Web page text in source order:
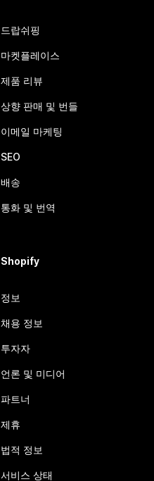
드랍쉬핑
마켓플레이스
제품 리뷰
상향 판매 및 번들
이메일 마케팅
SEO
배송
통화 및 번역
Shopify
정보
채용 정보
투자자
언론 및 미디어
파트너
제휴
법적 정보
서비스 상태